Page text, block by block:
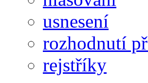
usnesení
rozhodnutí
rejstříky